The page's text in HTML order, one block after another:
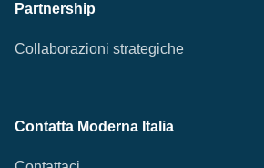
Partnership
Collaborazioni strategiche
Contatta Moderna Italia